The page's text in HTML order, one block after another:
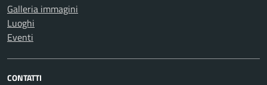
Galleria immagini
Luoghi
Eventi
CONTATTI